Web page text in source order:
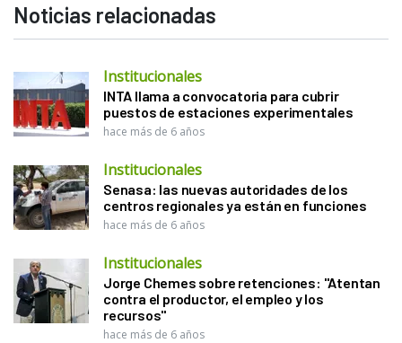
Noticias relacionadas
Institucionales
INTA llama a convocatoria para cubrir
puestos de estaciones experimentales
hace más de 6 años
Institucionales
Senasa: las nuevas autoridades de los
centros regionales ya están en funciones
hace más de 6 años
Institucionales
Jorge Chemes sobre retenciones: "Atentan
contra el productor, el empleo y los
recursos"
hace más de 6 años